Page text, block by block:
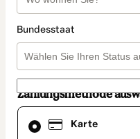
Bundesstaat
Zahlungsmethode
Karte
Karte
als